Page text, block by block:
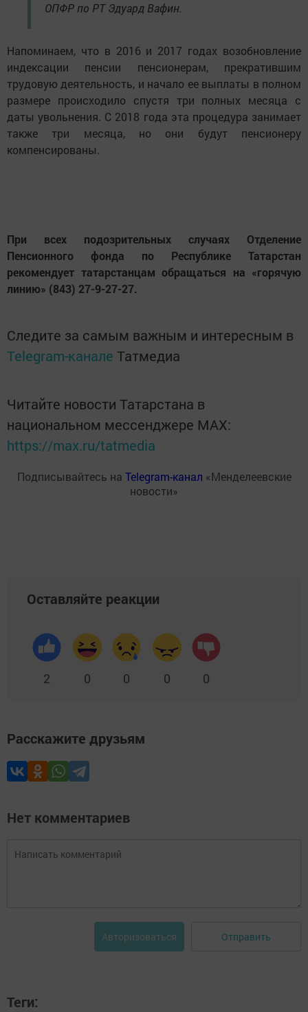
ОПФР по РТ Эдуард Вафин.
Напоминаем, что в 2016 и 2017 годах возобновление
индексации пенсии пенсионерам, прекратившим
трудовую деятельность, и начало ее выплаты в полном
размере происходило спустя три полных месяца с
даты увольнения. С 2018 года эта процедура занимает
также три месяца, но они будут пенсионеру
компенсированы.
При всех подозрительных случаях Отделение
Пенсионного фонда по Республике Татарстан
рекомендует татарстанцам обращаться на «горячую
линию» (843) 27-9-27-27.
Следите за самым важным и интересным в
Telegram-канале Татмедиа
Читайте новости Татарстана в
национальном мессенджере MАХ:
https://max.ru/tatmedia
Подписывайтесь на Telegram-канал «Менделеевские
новости»
Оставляйте реакции
2 0 0 0 0
Расскажите друзьям
Нет комментариев
Авторизоваться Отправить
Теги: